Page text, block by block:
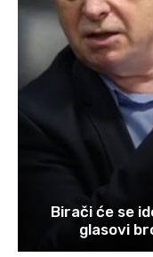
Birači će se
glasovi